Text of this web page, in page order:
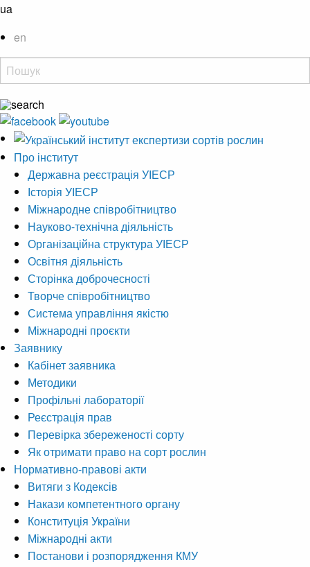
ua
en
Про інститут
Державна реєстрація УІЕСР
Історія УІЕСР
Міжнародне співробітництво
Науково-технічна діяльність
Організаційна структура УІЕСР
Освітня діяльність
Сторінка доброчесності
Творче співробітництво
Система управління якістю
Міжнародні проєкти
Заявнику
Кабінет заявника
Методики
Профільні лабораторії
Реєстрація прав
Перевірка збереженості сорту
Як отримати право на сорт рослин
Нормативно-правові акти
Витяги з Кодексів
Накази компетентного органу
Конституція України
Міжнародні акти
Постанови і розпорядження КМУ